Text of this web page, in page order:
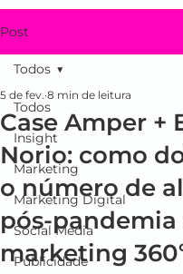
Post
Todos
Insight
Marketing
Marketing Digital
Social Media
Publicidade
Todos
Case Amper +
Norio: como
o número de
pós-pandemia
marketing
5 de fev. 8 min de leitura